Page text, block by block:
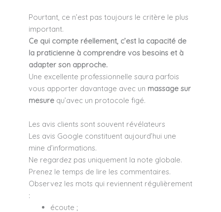
Pourtant, ce n’est pas toujours le critère le plus
important.
Ce qui compte réellement, c’est la capacité de
la praticienne à comprendre vos besoins et à
adapter son approche.
Une excellente professionnelle saura parfois
vous apporter davantage avec un massage sur
mesurequ’avec un protocole figé.
Les avis clients sont souvent révélateurs
Les avis Google constituent aujourd’hui une
mine d’informations.
Ne regardez pas uniquement la note globale.
Prenez le temps de lire les commentaires.
Observez les mots qui reviennent régulièrement
:
écoute ;